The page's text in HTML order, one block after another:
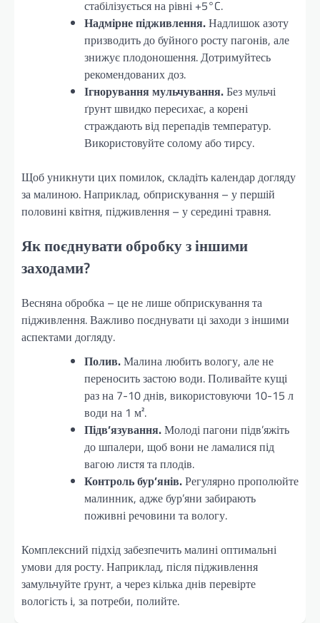
стабілізується на рівні +5°C.
Надмірне підживлення.Надлишок азоту
призводить до буйного росту пагонів, але
знижує плодоношення. Дотримуйтесь
рекомендованих доз.
Ігнорування мульчування.Без мульчі
ґрунт швидко пересихає, а корені
страждають від перепадів температур.
Використовуйте солому або тирсу.
Щоб уникнути цих помилок, складіть календар догляду
за малиною. Наприклад, обприскування – у першій
половині квітня, підживлення – у середині травня.
Як поєднувати обробку з іншими
заходами?
Весняна обробка – це не лише обприскування та
підживлення. Важливо поєднувати ці заходи з іншими
аспектами догляду.
Полив.Малина любить вологу, але не
переносить застою води. Поливайте кущі
раз на 7-10 днів, використовуючи 10-15 л
води на 1 м².
Підв’язування.Молоді пагони підв’яжіть
до шпалери, щоб вони не ламалися під
вагою листя та плодів.
Контроль бур’янів.Регулярно прополюйте
малинник, адже бур’яни забирають
поживні речовини та вологу.
Комплексний підхід забезпечить малині оптимальні
умови для росту. Наприклад, після підживлення
замульчуйте ґрунт, а через кілька днів перевірте
вологість і, за потреби, полийте.